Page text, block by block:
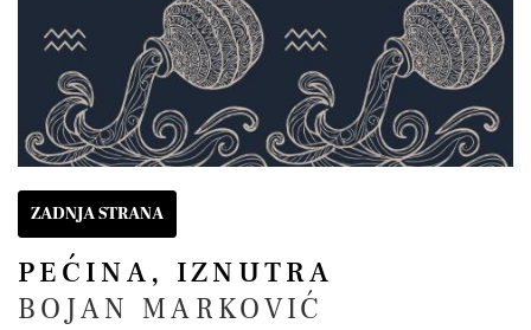
ZADNJA STRANA
PEĆINA, IZNUTRA
BOJAN MARKOVIĆ